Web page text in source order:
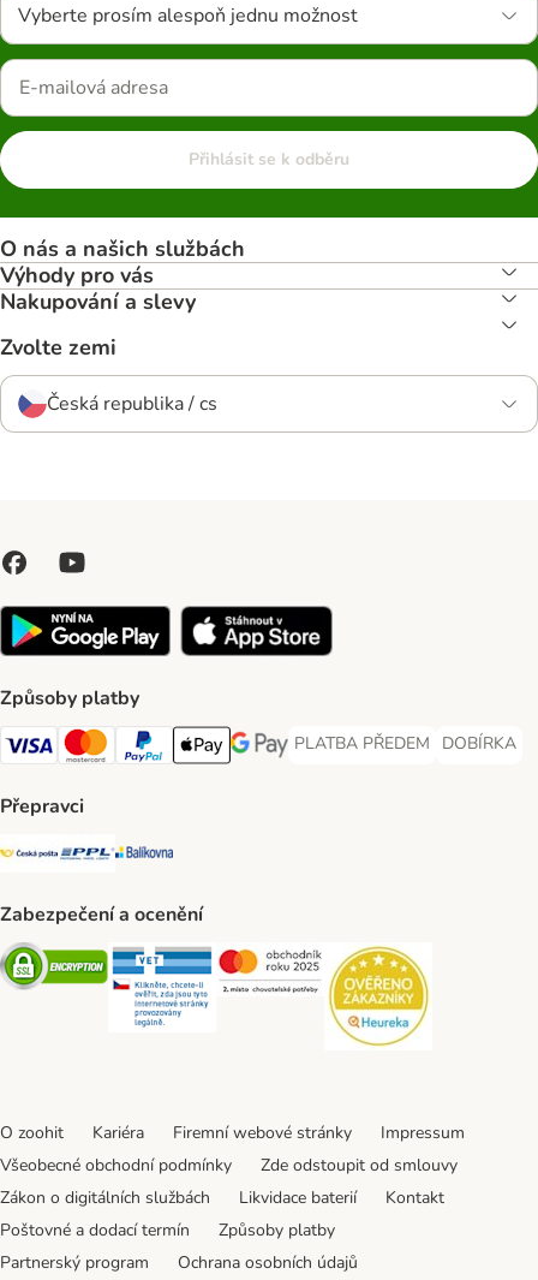
Vyberte prosím alespoň jednu možnost
Přihlásit se k odběru
O nás a našich službách
Výhody pro vás
Nakupování a slevy
Zvolte zemi
Česká republika / cs
Způsoby platby
Visa Payment Method
Mastercard Payment Method
PayPal Payment Method
Apple pay Payment Method
GooglePay Payment Method
PLATBA PŘEDEM
PLATBA PŘEDEM Payment
DOBÍRKA
DOBÍRKA
Přepravci
Česká pošta Shipping Method
PPL Shipping Method
Balíkovna Shipping Method
Zabezpečení a ocenění
Security Security Security
O zoohit Kariéra Firemní webové stránky
Impressum
Všeobecné obchodní podmínky
Zde odstoupit od smlouvy
Zákon o digitálních službách
Likvidace baterií
Kontakt
Poštovné a dodací termín
Způsoby platby
Partnerský program
Ochrana osobních údajů